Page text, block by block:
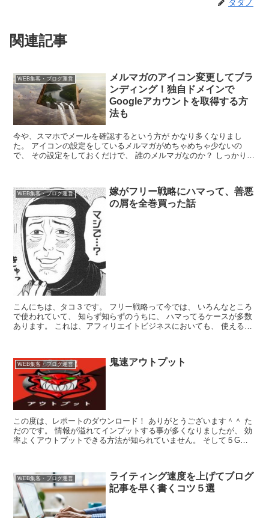
タダノ
関連記事
WEB集客・ブログ運営
メルマガのアイコン変更してブラ
ンディング！独自ドメインで
Googleアカウントを取得する方
法も
今や、スマホでメールを確認するという方が かなり多くなりまし
た。 アイコンの設定をしているメルマガがめちゃめちゃ少ないの
で、 その設定をしておくだけで、 誰のメルマガなのか？ しっかり見
WEB集客・ブログ運営
嫁がフリー戦略にハマって、善悪
の屑を全巻買った話
こんにちは、タコ３です。 フリー戦略って今では、 いろんなところ
で使われていて、 知らず知らずのうちに、 ハマってるケースが多数
あります。 これは、アフィリエイトビジネスにおいても、 使える戦
WEB集客・ブログ運営 鬼速アウトプット
この度は、レポートのダウンロード！ ありがとうございます＾＾ た
だのです。 情報が溢れてインプットする事が多くなりましたが、 効
率よくアウトプットできる方法が知られていません。 そして５G時
WEB集客・ブログ運営
ライティング速度を上げてブログ
記事を早く書くコツ５選